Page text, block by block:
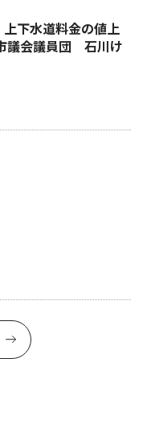
下水道料金の値上
議会議員団 石川け